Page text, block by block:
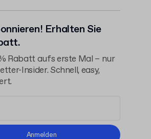
Erhalten Sie
Rabatt aufs erste Mal – nur
Insider. Schnell, easy,
Anmelden